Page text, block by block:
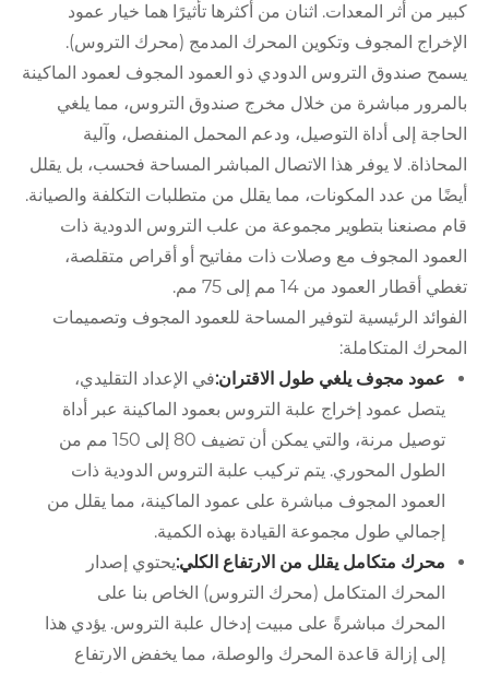
كبير من أثر المعدات. اثنان من أكثرها تأثيرًا هما خيار عمود
الإخراج المجوف وتكوين المحرك المدمج (محرك التروس).
يسمح صندوق التروس الدودي ذو العمود المجوف لعمود الماكينة
بالمرور مباشرة من خلال مخرج صندوق التروس، مما يلغي
الحاجة إلى أداة التوصيل، ودعم المحمل المنفصل، وآلية
المحاذاة. لا يوفر هذا الاتصال المباشر المساحة فحسب، بل يقلل
أيضًا من عدد المكونات، مما يقلل من متطلبات التكلفة والصيانة.
قام مصنعنا بتطوير مجموعة من علب التروس الدودية ذات
العمود المجوف مع وصلات ذات مفاتيح أو أقراص متقلصة،
تغطي أقطار العمود من 14 مم إلى 75 مم.
الفوائد الرئيسية لتوفير المساحة للعمود المجوف وتصميمات
المحرك المتكاملة:
عمود مجوف يلغي طول الاقتران:في الإعداد التقليدي،
يتصل عمود إخراج علبة التروس بعمود الماكينة عبر أداة
توصيل مرنة، والتي يمكن أن تضيف 80 إلى 150 مم من
الطول المحوري. يتم تركيب علبة التروس الدودية ذات
العمود المجوف مباشرة على عمود الماكينة، مما يقلل من
إجمالي طول مجموعة القيادة بهذه الكمية.
محرك متكامل يقلل من الارتفاع الكلي:يحتوي إصدار
المحرك المتكامل (محرك التروس) الخاص بنا على
المحرك مباشرةً على مبيت إدخال علبة التروس. يؤدي هذا
إلى إزالة قاعدة المحرك والوصلة، مما يخفض الارتفاع